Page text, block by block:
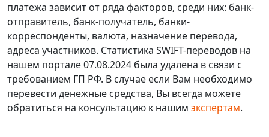
платежа зависит от ряда факторов, среди них: банк-
отправитель, банк-получатель, банки-
корреспонденты, валюта, назначение перевода,
адреса участников. Статистика SWIFT-переводов на
нашем портале 07.08.2024 была удалена в связи с
требованием ГП РФ. В случае если Вам необходимо
перевести денежные средства, Вы всегда можете
обратиться на консультацию к нашим экспертам.